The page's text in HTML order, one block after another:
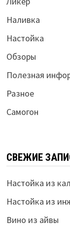
Наливка
Настойка
Обзоры
Полезная
Разное
Самогон
СВЕЖИЕ
Настойка из
Настойка из
Вино из айвы